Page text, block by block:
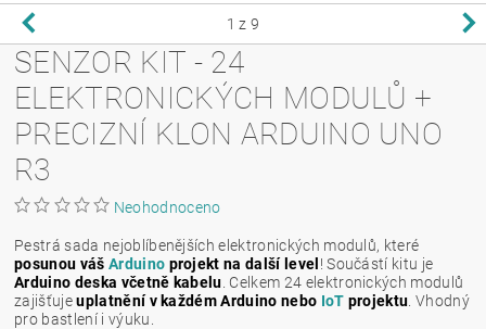
1 z 9
SENZOR KIT - 24
ELEKTRONICKÝCH MODULŮ +
PRECIZNÍ KLON ARDUINO UNO
R3
Neohodnoceno
Pestrá sada nejoblíbenějších elektronických modulů, které
posunou váš Arduino projekt na další level ! Součástí kitu je
Arduino deska včetně kabelu . Celkem 24 elektronických modulů
zajišťujeuplatnění v každém Arduino nebo IoT projektu . Vhodný
pro bastlení i výuku.